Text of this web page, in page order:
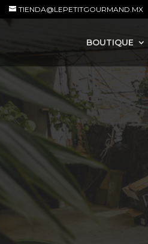
TIENDA@LEPETITGOURMAND.MX
BOUTIQUE